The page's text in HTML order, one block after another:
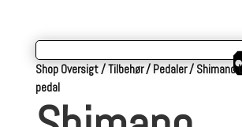
Geargrupper
Komponenter
Shop Oversigt/Tilbehør/Pedaler/Shimano
pedal